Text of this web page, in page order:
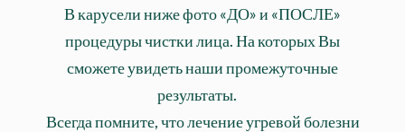
В карусели ниже фото «ДО» и «ПОСЛЕ»
процедуры чистки лица. На которых Вы
сможете увидеть наши промежуточные
результаты.⠀
Всегда помните, что лечение угревой болезни